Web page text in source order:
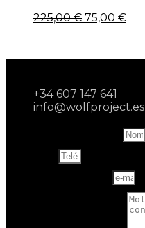
225,00€ 75,00 €
+34 607 147 641
info@wolfproject.es